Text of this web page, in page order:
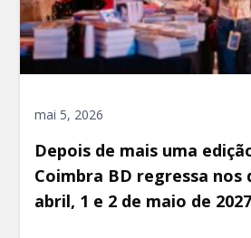
mai 5, 2026
Depois de mais uma
Coimbra BD regressa nos
abril, 1 e 2 de maio de 2027